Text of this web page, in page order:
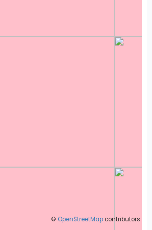
© OpenStreetMap contributors